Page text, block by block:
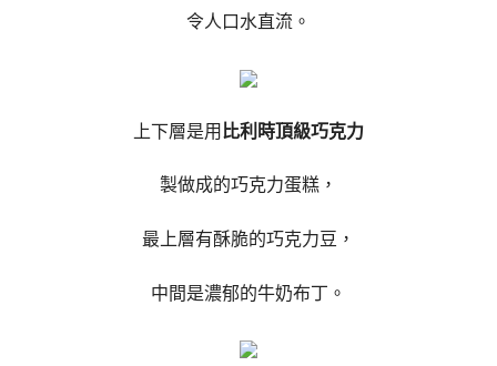
令人口水直流。
上下層是用 比利時頂級巧克力
製做成的巧克力蛋糕，
最上層有酥脆的巧克力豆，
中間是濃郁的牛奶布丁。